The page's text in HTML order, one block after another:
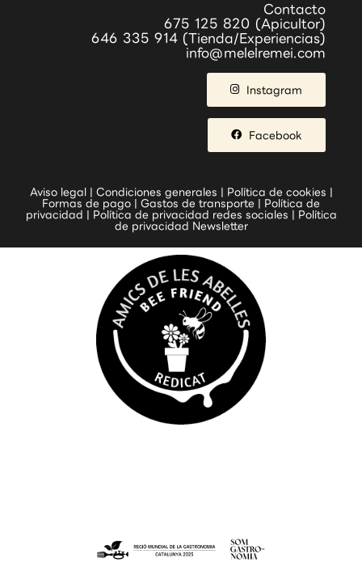
Contacto
675 125 820 (Apicultor)
646 335 914 (Tienda/Experiencias)
info@melelremei.com
Instagram
Facebook
Aviso legal Condiciones generales Política de cookies
Formas de pago
Gastos de transporte
Política de
privacidad
Política de privacidad redes sociales
Política
de privacidad Newsletter